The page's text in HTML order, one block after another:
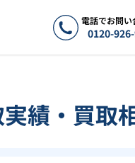
電話でお問い
0120-
績・買取